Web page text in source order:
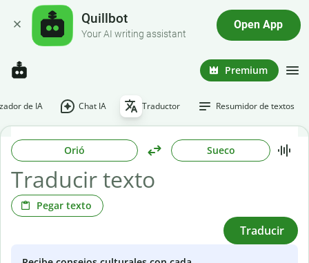
Quillbot
Your AI writing assistant
Open App
Premium
de IA Chat IA Traductor Resumidor de textos
Orió Sueco
Pegar texto
Traducir